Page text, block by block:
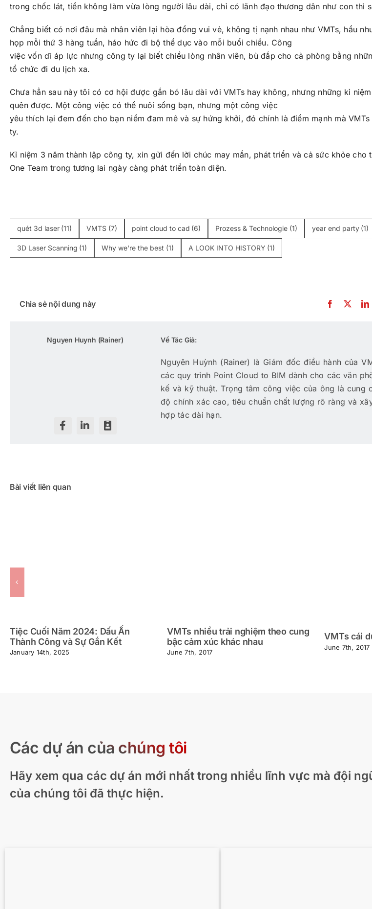
trong chốc lát, tiền không làm vừa lòng người lâu dài, chỉ có lãnh đạo thương dân như con thì
Chẳng biết có nơi đâu mà nhân viên lại hòa đồng vui vẻ, không tị nạnh nhau như VMTs, hầu
họp mỗi thứ 3 hàng tuần, háo hức đi bộ thể dục vào mỗi buổi chiều. Công
việc vốn dĩ áp lực nhưng công ty lại biết chiều lòng nhân viên, bù đắp cho cả phòng bằng
tổ chức đi du lịch xa.
Chưa hẳn sau này tôi có cơ hội được gắn bó lâu dài với VMTs hay không, nhưng những kỉ
quên được. Một công việc có thể nuôi sống bạn, nhưng một công việc
yêu thích lại đem đến cho bạn niềm đam mê và sự hứng khởi, đó chính là điểm mạnh mà
ty.
Kỉ niệm 3 năm thành lập công ty, xin gửi đến lời chúc may mắn, phát triển và cả sức khỏe cho
One Team trong tương lai ngày càng phát triển toàn diện.
quét 3d laser (11) VMTS (7) point cloud to cad (6) Prozess & Technologie (1) year end party (1)
3D Laser Scanning (1) Why we're the best (1) A LOOK INTO HISTORY (1)
Chia sẻ nội dung này
Nguyen Huynh (Rainer) Về Tác Giả:
Nguyên Huỳnh (Rainer) là Giám đốc điều hành của
các quy trình Point Cloud to BIM dành cho các văn
kế và kỹ thuật. Trọng tâm công việc của ông là cung
độ chính xác cao, tiêu chuẩn chất lượng rõ ràng và
hợp tác dài hạn.
Bài viết liên quan
Tiệc Cuối Năm 2024: Dấu Ấn
Thành Công và Sự Gắn Kết
January 14th, 2025
VMTs nhiều trải nghiệm theo cung
bậc cảm xúc khác nhau
June 7th, 2017
VMTs cái
June 7th, 2017
Các dự án của chúng tôi
Hãy xem qua các dự án mới nhất trong nhiều lĩnh vực mà đội
của chúng tôi đã thực hiện.
Diễn họa kiến trúc nhà ở hiện đại – New
Zealand
Scan to BIM cho MEP chính